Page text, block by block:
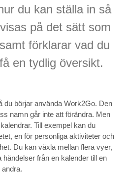
du kan ställa in så
på det sätt som
förklarar vad du
en tydlig översikt.
du börjar använda Work2Go. Den
namn går inte att förändra. Men
Till exempel kan du
en för personliga aktiviteter och
Du kan växla mellan flera vyer,
från en kalender till en